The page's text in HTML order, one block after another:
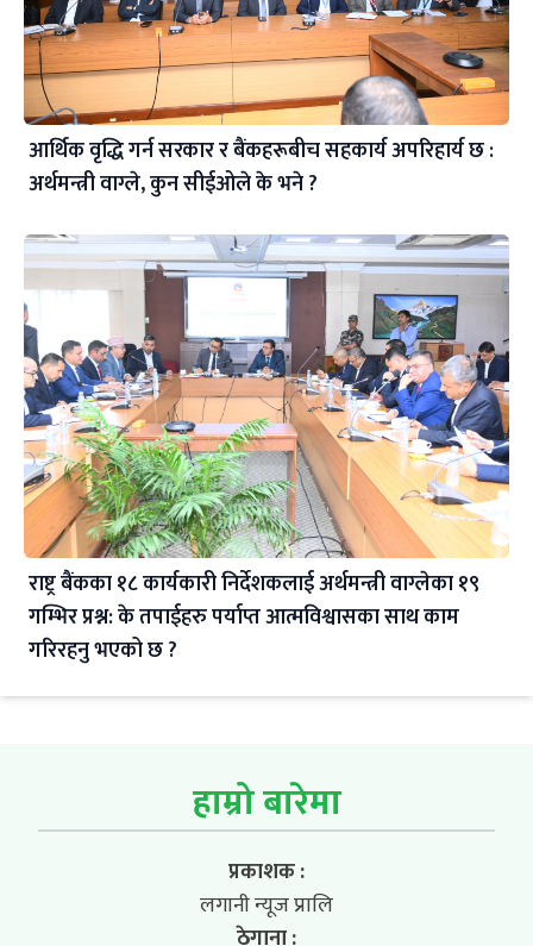
आर्थिक वृद्धि गर्न सरकार र बैंकहरूबीच सहकार्य अपरिहार्य छ :
अर्थमन्त्री वाग्ले, कुन सीईओले के भने ?
राष्ट्र बैंकका १८ कार्यकारी निर्देशकलाई अर्थमन्त्री वाग्लेका १९
गम्भिर प्रश्न: के तपाईहरु पर्याप्त आत्मविश्वासका साथ काम
गरिरहनु भएको छ ?
हाम्रो बारेमा
प्रकाशक :
लगानी न्यूज प्रालि